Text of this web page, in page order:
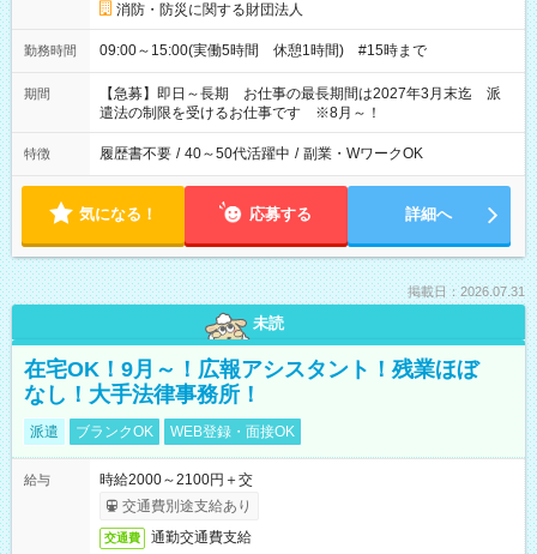
消防・防災に関する財団法人
勤務時間 09:00～15:00(実働5時間 休憩1時間) #15時まで
期間
【急募】即日～長期 お仕事の最長期間は2027年3月末迄 派
遣法の制限を受けるお仕事です ※8月～！
特徴 履歴書不要 / 40～50代活躍中 / 副業・WワークOK
気になる！ 応募する 詳細へ
掲載日：2026.07.31
未読
在宅OK！9月～！広報アシスタント！残業ほぼ
なし！大手法律事務所！
派遣 ブランクOK WEB登録・面接OK
給与
時給2000～2100円＋交
交通費別途支給あり
交通費 通勤交通費支給